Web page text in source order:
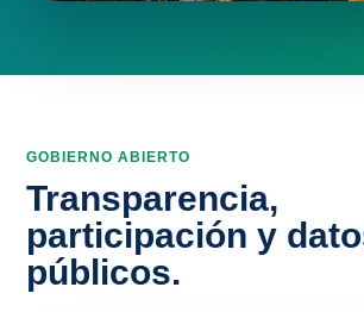
Transparencia,
participación y datos
públicos.